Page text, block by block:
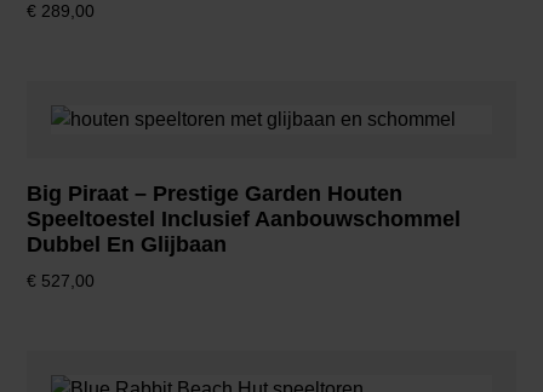
€ 289,00
Big Piraat – Prestige Garden Houten
Speeltoestel Inclusief Aanbouwschommel
Dubbel En Glijbaan
€ 527,00